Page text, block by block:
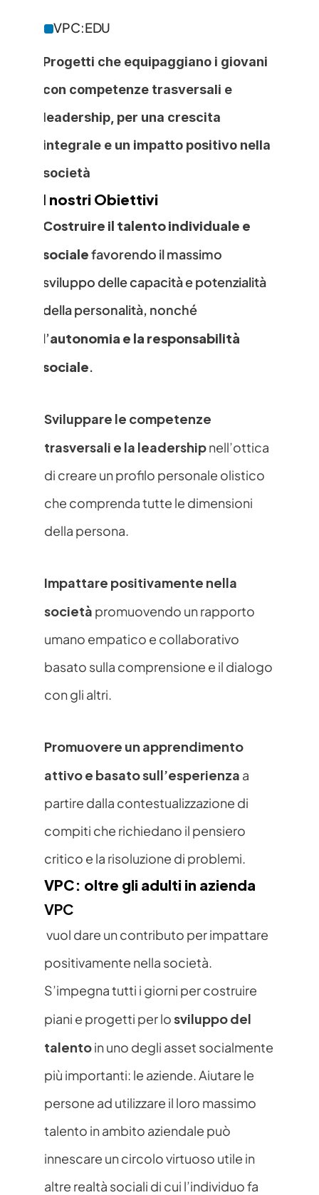
VPC:EDU
Progetti che equipaggiano i giovani
con competenze trasversali e
leadership, per una crescita
integrale e un impatto positivo nella
società
I nostri Obiettivi
Costruire il talento individuale e
sociale favorendo il massimo
sviluppo delle capacità e potenzialità
della personalità, nonché
l’autonomia e la responsabilità
sociale.
Sviluppare le competenze
trasversali e la leadership nell’ottica
di creare un profilo personale olistico
che comprenda tutte le dimensioni
della persona.
Impattare positivamente nella
società promuovendo un rapporto
umano empatico e collaborativo
basato sulla comprensione e il dialogo
con gli altri.
Promuovere un apprendimento
attivo e basato sull’esperienza a
partire dalla contestualizzazione di
compiti che richiedano il pensiero
critico e la risoluzione di problemi.
VPC: oltre gli adulti in azienda
VPC
positivamente nella società.
S’impegna tutti i giorni per costruire
piani e progetti per lo sviluppo del
talento in uno degli asset socialmente
più importanti: le aziende. Aiutare le
persone ad utilizzare il loro massimo
talento in ambito aziendale può
innescare un circolo virtuoso utile in
altre realtà sociali di cui l’individuo fa